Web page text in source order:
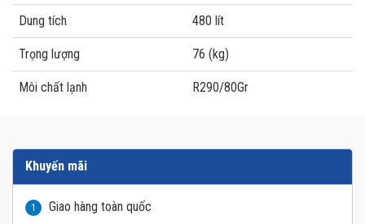
Dung tích 480 lít
Trọng lượng 76 (kg)
Môi chất lạnh R290/80Gr
Khuyến mãi
1 Giao hàng toàn quốc